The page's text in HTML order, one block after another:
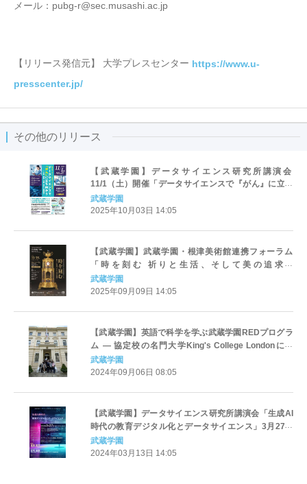
メール：pubg-r@sec.musashi.ac.jp
【リリース発信元】 大学プレスセンター https://www.u-
presscenter.jp/
その他のリリース
【武蔵学園】データサイエンス研究所講演会
11/1（土）開催「データサイエンスで『がん』に立ち
向かう～予防・検診・治療・共生の最前線」
武蔵学園
2025年10月03日 14:05
【武蔵学園】武蔵学園・根津美術館連携フォーラム
「時を刻む 祈りと生活、そして美の追求」
10/18（土）根津美術館よりライブ配信
武蔵学園
2025年09月09日 14:05
【武蔵学園】英語で科学を学ぶ武蔵学園REDプログラ
ム ― 協定校の名門大学King's College Londonにて
2024年RED海外サマープログラム（高校生対象）を初
開催
武蔵学園
2024年09月06日 08:05
【武蔵学園】データサイエンス研究所講演会「生成AI
時代の教育デジタル化とデータサイエンス」3月27日
（水）オンライン開催【事前予約制】
武蔵学園
2024年03月13日 14:05